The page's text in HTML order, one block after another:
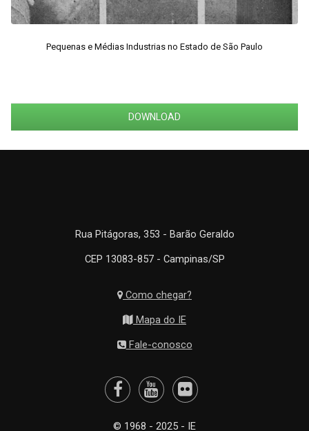
Pequenas e Médias Industrias no Estado de São Paulo
DOWNLOAD
Rua Pitágoras, 353 - Barão Geraldo
CEP 13083-857 - Campinas/SP
Como chegar?
Mapa do IE
Fale-conosco
© 1968 - 2025 - IE